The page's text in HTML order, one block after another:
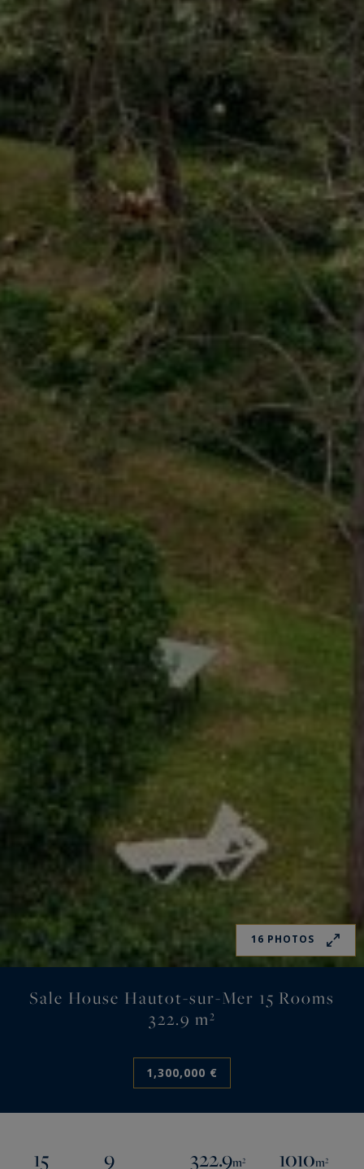
16 PHOTOS
Sale House Hautot-sur-Mer 15 Rooms
322.9 m²
1,300,000 €
15 9 322.9m² 1010m²